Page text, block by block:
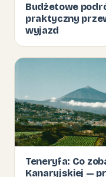
Budżetowe
praktyczny
wyjazd
Teneryfa: Co
Kanaryjskiej —